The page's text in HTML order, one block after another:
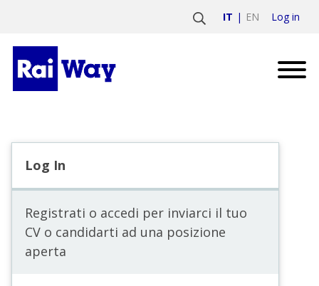
IT EN Log in
Log In
Registrati o accedi per inviarci il tuo
CV o candidarti ad una posizione
aperta